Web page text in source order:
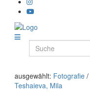
ausgewählt: Fotografie /
Teshaieva, Mila